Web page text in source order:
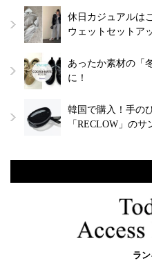
休日カジュアルは
ウェットセットア
あったか素材の「
に！
韓国で購入！手の
「RECLOW」の
ラ